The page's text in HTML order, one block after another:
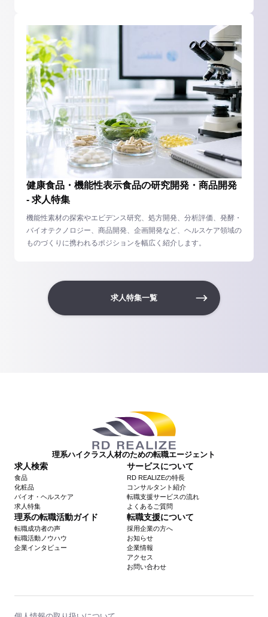
健康食品・機能性表示食品の研究開発・商品開発
- 求人特集
機能性素材の探索やエビデンス研究、処方開発、分析評価、発酵・
バイオテクノロジー、商品開発、企画開発など、ヘルスケア領域の
ものづくりに携われるポジションを幅広く紹介します。
求人特集一覧
理系ハイクラス人材のための転職エージェント
求人検索
食品
化粧品
バイオ・ヘルスケア
求人特集
サービスについて
RD REALIZEの特長
コンサルタント紹介
転職支援サービスの流れ
よくあるご質問
理系の転職活動ガイド
転職成功者の声
転職活動ノウハウ
企業インタビュー
転職支援について
採用企業の方へ
お知らせ
企業情報
アクセス
お問い合わせ